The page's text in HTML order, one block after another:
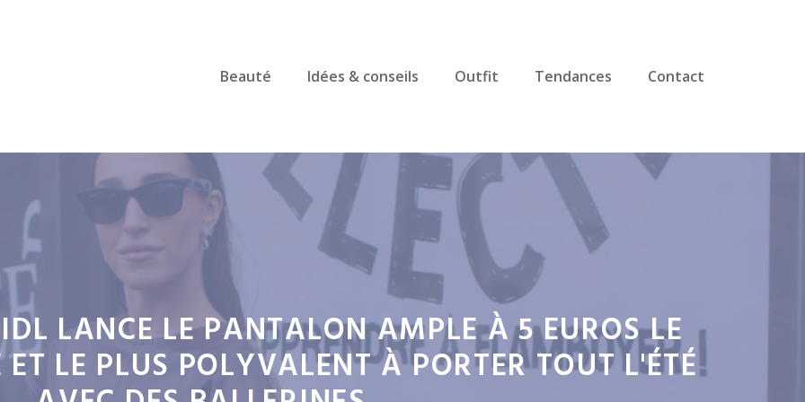
Beauté Idées & conseils Outfit Tendances Contact
LANCE LE PANTALON AMPLE À 5 EUROS LE
LE PLUS POLYVALENT À PORTER TOUT L'ÉTÉ